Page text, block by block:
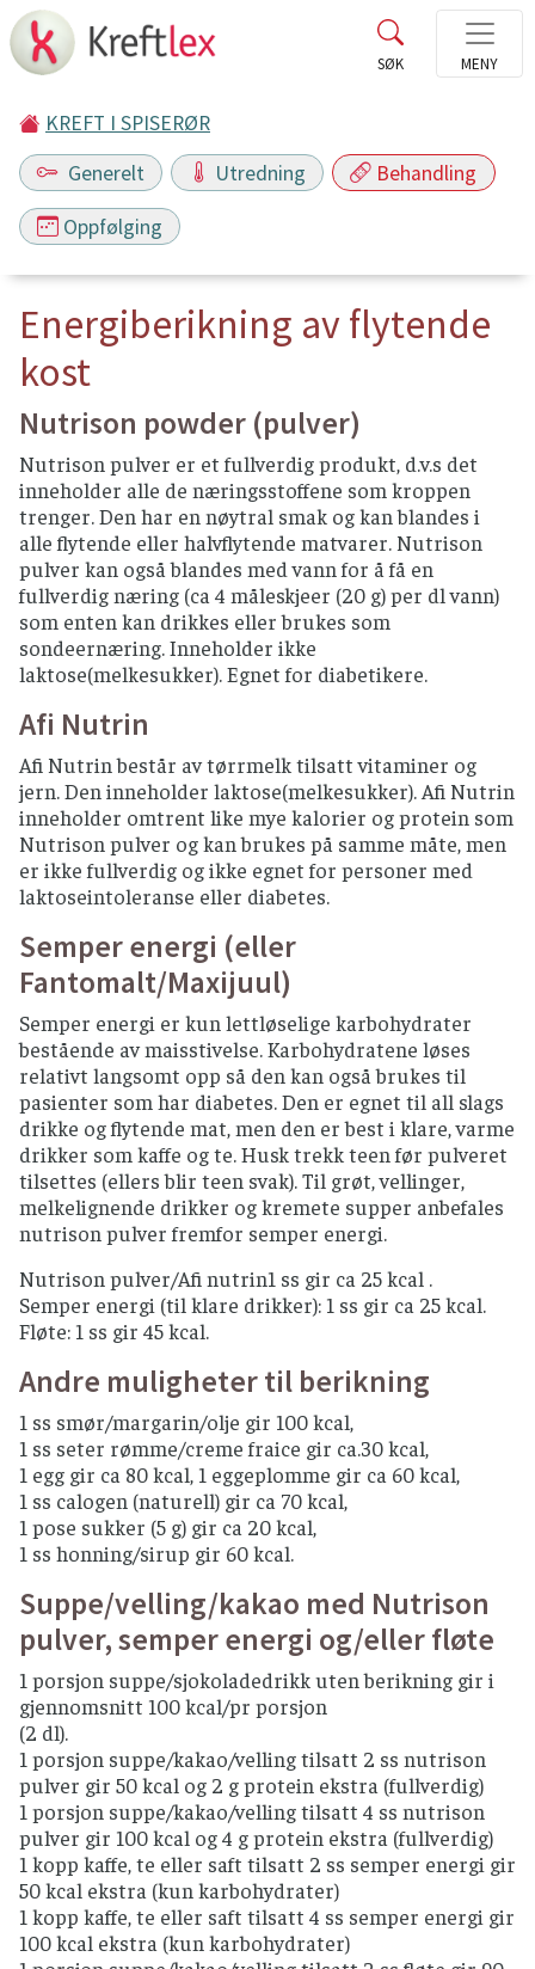
KREFT I SPISERØR
Generelt
Utredning Behandling
Oppfølging
Energiberikning av flytende
kost
Nutrison powder (pulver)
Nutrison pulver er et fullverdig produkt, d.v.s det
inneholder alle de næringsstoffene som kroppen
trenger. Den har en nøytral smak og kan blandes i
alle flytende eller halvflytende matvarer. Nutrison
pulver kan også blandes med vann for å få en
fullverdig næring (ca 4 måleskjeer (20 g) per dl vann)
som enten kan drikkes eller brukes som
sondeernæring. Inneholder ikke
laktose(melkesukker). Egnet for diabetikere.
Afi Nutrin
Afi Nutrin består av tørrmelk tilsatt vitaminer og
jern. Den inneholder laktose(melkesukker). Afi Nutrin
inneholder omtrent like mye kalorier og protein som
Nutrison pulver og kan brukes på samme måte, men
er ikke fullverdig og ikke egnet for personer med
laktoseintoleranse eller diabetes.
Semper energi (eller
Fantomalt/Maxijuul)
Semper energi er kun lettløselige karbohydrater
bestående av maisstivelse. Karbohydratene løses
relativt langsomt opp så den kan også brukes til
pasienter som har diabetes. Den er egnet til all slags
drikke og flytende mat, men den er best i klare, varme
drikker som kaffe og te. Husk trekk teen før pulveret
tilsettes (ellers blir teen svak). Til grøt, vellinger,
melkelignende drikker og kremete supper anbefales
nutrison pulver fremfor semper energi.
Nutrison pulver/Afi nutrin1 ss gir ca 25 kcal .
Semper energi (til klare drikker): 1 ss gir ca 25 kcal.
Fløte: 1 ss gir 45 kcal.
Andre muligheter til berikning
1 ss smør/margarin/olje gir 100 kcal,
1 ss seter rømme/creme fraice gir ca.30 kcal,
1 egg gir ca 80 kcal, 1 eggeplomme gir ca 60 kcal,
1 ss calogen (naturell) gir ca 70 kcal,
1 pose sukker (5 g) gir ca 20 kcal,
1 ss honning/sirup gir 60 kcal.
Suppe/velling/kakao med Nutrison
pulver, semper energi og/eller fløte
1 porsjon suppe/sjokoladedrikk uten berikning gir i
gjennomsnitt 100 kcal/pr porsjon
(2 dl).
1 porsjon suppe/kakao/velling tilsatt 2 ss nutrison
pulver gir 50 kcal og 2 g protein ekstra (fullverdig)
1 porsjon suppe/kakao/velling tilsatt 4 ss nutrison
pulver gir 100 kcal og 4 g protein ekstra (fullverdig)
1 kopp kaffe, te eller saft tilsatt 2 ss semper energi gir
50 kcal ekstra (kun karbohydrater)
1 kopp kaffe, te eller saft tilsatt 4 ss semper energi gir
100 kcal ekstra (kun karbohydrater)